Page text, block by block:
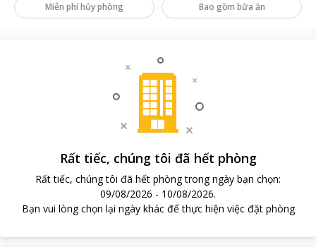
Miễn phí hủy phòng Bao gồm bữa ăn
Rất tiếc, chúng tôi đã hết phòng
Rất tiếc, chúng tôi đã hết phòng trong ngày bạn chọn:
09/08/2026 - 10/08/2026.
Bạn vui lòng chọn lại ngày khác để thực hiện việc đặt phòng